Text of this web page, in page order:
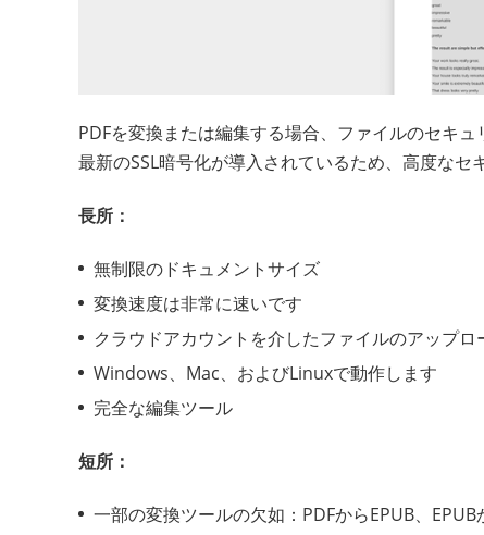
PDFを変換または編集する場合、ファイルのセキ
最新のSSL暗号化が導入されているため、高度なセ
長所：
無制限のドキュメントサイズ
変換速度は非常に速いです
クラウドアカウントを介したファイルのアップロ
Windows、Mac、およびLinuxで動作します
完全な編集ツール
短所：
一部の変換ツールの欠如：PDFからEPUB、EPUB